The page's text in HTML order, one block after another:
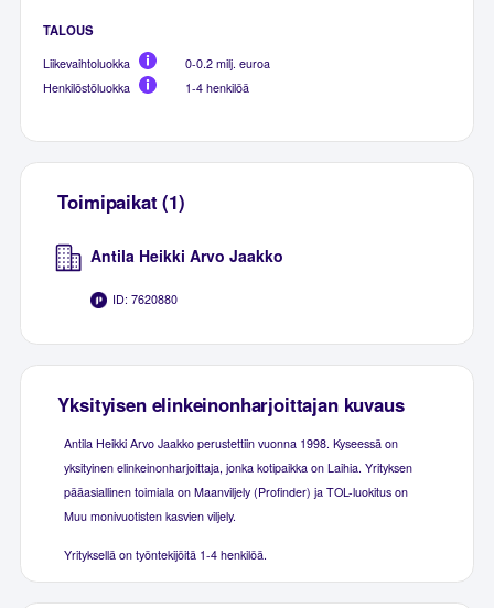
TALOUS
Liikevaihtoluokka
0-0.2 milj. euroa
Henkilöstöluokka
1-4 henkilöä
Toimipaikat (1)
Antila Heikki Arvo Jaakko
ID: 7620880
Yksityisen elinkeinonharjoittajan kuvaus
Antila Heikki Arvo Jaakko perustettiin vuonna 1998. Kyseessä on
yksityinen elinkeinonharjoittaja, jonka kotipaikka on Laihia. Yrityksen
pääasiallinen toimiala on Maanviljely (Profinder) ja TOL-luokitus on
Muu monivuotisten kasvien viljely.
Yrityksellä on työntekijöitä 1-4 henkilöä.